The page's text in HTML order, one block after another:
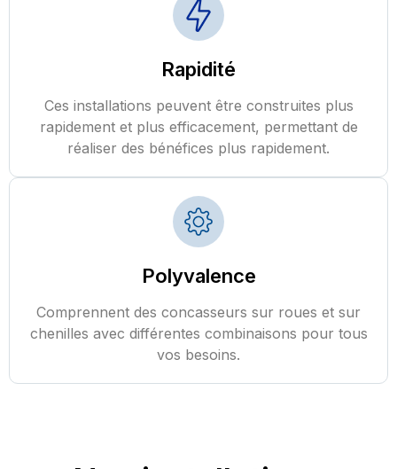
Rapidité
Ces installations peuvent être construites plus
rapidement et plus efficacement, permettant de
réaliser des bénéfices plus rapidement.
Polyvalence
Comprennent des concasseurs sur roues et sur
chenilles avec différentes combinaisons pour tous
vos besoins.